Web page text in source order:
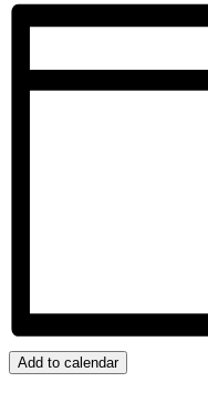
Add to calendar